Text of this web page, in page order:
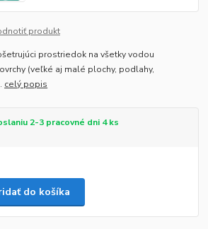
produkt
prostriedok na všetky vodou
(veľké aj malé plochy, podlahy,
celý popis
2-3 pracovné dni 4 ks
do košíka